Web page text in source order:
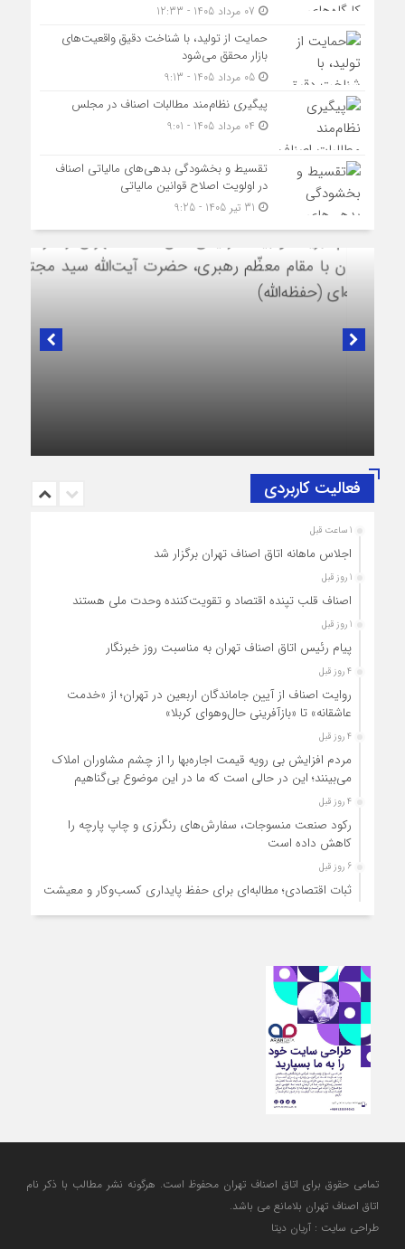
حمایت از تولید، با شناخت دقیق واقعیت‌های
بازار محقق می‌شود
05 مرداد 1405 - 9:13
پیگیری نظام‌مند مطالبات اصناف در مجلس
تقسیط و بخشودگی بدهی‌های مالیاتی اصناف
در اولویت اصلاح قوانین مالیاتی
در لبیک به تصمیم سرنوشت‌ساز مجلس خبرگان رهبری؛
فعالیت کاربردی
1 ساعت قبل
اجلاس ماهانه اتاق اصناف تهران برگزار شد
1 روز قبل
اصناف قلب تپنده اقتصاد و تقویت‌کننده وحدت ملی هستند
1 روز قبل
پیام رئیس اتاق اصناف تهران به مناسبت روز خبرنگار
4 روز قبل
روایت اصناف از آیین جاماندگان اربعین در تهران؛ از «خدمت
عاشقانه» تا «بازآفرینی حال‌وهوای کربلا»
4 روز قبل
مردم افزایش بی رویه قیمت اجاره‌بها را از چشم مشاوران املاک
می‌بینند؛ این در حالی است که ما در این موضوع بی‌گناهیم
4 روز قبل
رکود صنعت منسوجات، سفارش‌های رنگرزی و چاپ پارچه را
کاهش داده است
6 روز قبل
ثبات اقتصادی؛ مطالبه‌ای برای حفظ پایداری کسب‌وکار و معیشت
ضرورت امروز صنف
آمادگی دولت برای واگذاری اختیارات بازار به اصناف/ تأکید بر نقش
کالابرگ در حمایت از معیشت
مشکلات صنف تأمین مواد اولیه باکیفیت و نوسازی تجهیزات و
آموزش‌های تخصصی و فنی است
تمامی حقوق برای اتاق اصناف تهران محفوظ است. هرگونه نشر مطالب با ذكر نام
اتاق اصناف تهران بلامانع مي باشد.
طراحی سایت : آریان دیتا